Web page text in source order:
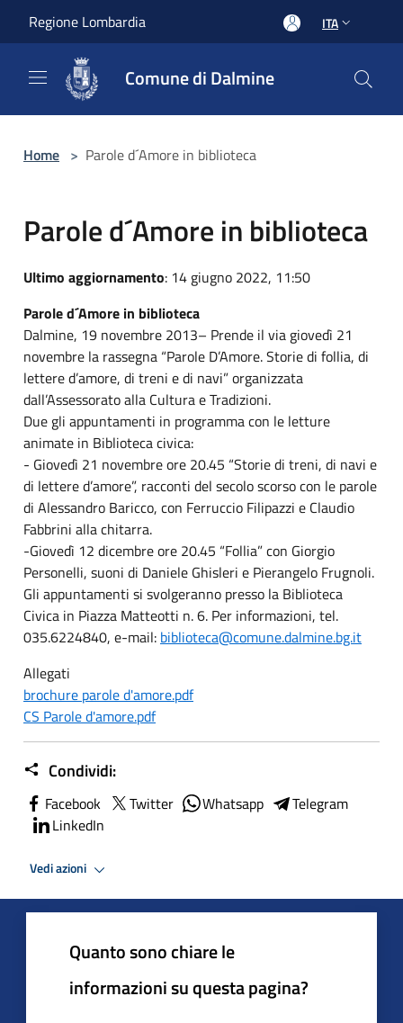
Regione Lombardia ITA
Comune di Dalmine
Home > Parole d´Amore in biblioteca
Parole d´Amore in biblioteca
Ultimo aggiornamento: 14 giugno 2022, 11:50
Parole d´Amore in biblioteca
Dalmine, 19 novembre 2013– Prende il via giovedì 21
novembre la rassegna “Parole D’Amore. Storie di follia, di
lettere d’amore, di treni e di navi” organizzata
dall’Assessorato alla Cultura e Tradizioni.
Due gli appuntamenti in programma con le letture
animate in Biblioteca civica:
- Giovedì 21 novembre ore 20.45 “Storie di treni, di navi e
di lettere d’amore”, racconti del secolo scorso con le parole
di Alessandro Baricco, con Ferruccio Filipazzi e Claudio
Fabbrini alla chitarra.
-Giovedì 12 dicembre ore 20.45 “Follia” con Giorgio
Personelli, suoni di Daniele Ghisleri e Pierangelo Frugnoli.
Gli appuntamenti si svolgeranno presso la Biblioteca
Civica in Piazza Matteotti n. 6. Per informazioni, tel.
035.6224840, e-mail: biblioteca@comune.dalmine.bg.it
Allegati
brochure parole d'amore.pdf
CS Parole d'amore.pdf
Condividi:
Facebook Twitter Whatsapp
Telegram
LinkedIn
Vedi azioni
Quanto sono chiare le
informazioni su questa pagina?